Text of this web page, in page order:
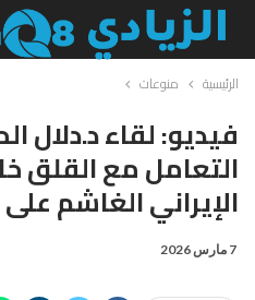
الرئيسية منوعات
فيديو: لقاء د.دلال
التعامل مع القلق
الإيراني الغاشم
7 مارس 2026